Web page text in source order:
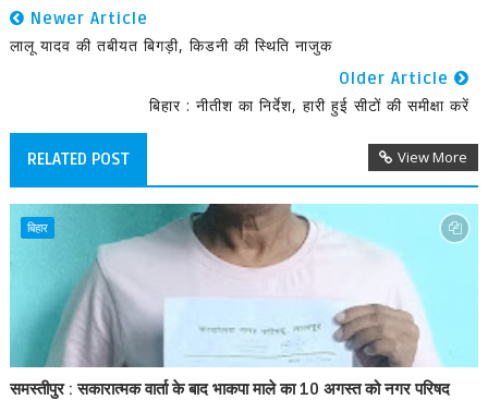
Newer Article
लालू यादव की तबीयत बिगड़ी, किडनी की स्थिति नाजुक
Older Article
बिहार : नीतीश का निर्देश, हारी हुई सीटों की समीक्षा करें
RELATED POST View More
बिहार
समस्तीपुर : सकारात्मक वार्ता के बाद भाकपा माले का 10 अगस्त को नगर परिषद